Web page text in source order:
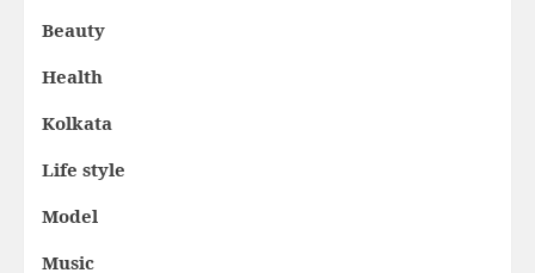
Beauty
Health
Kolkata
Life style
Model
Music